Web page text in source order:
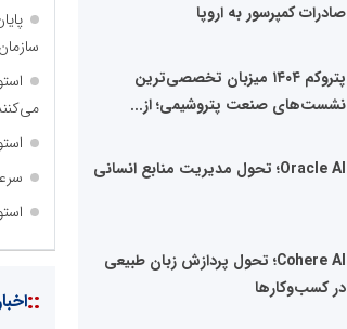
صادرات کمپرسور به اروپا
پتروکم ۱۴۰۴ میزبان تخصصی‌ترین
نشست‌های صنعت پتروشیمی؛ از...
Oracle AI؛ تحول مدیریت منابع انسانی
Cohere AI؛ تحول پردازش زبان طبیعی
در کسب‌وکارها
::